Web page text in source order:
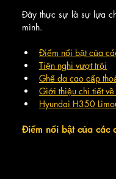
Đây thực sự là sự lựa
mình.
Điểm nổi bật của
Tiện nghi vượt trội
Ghế da cao cấp
Giới thiệu chi tiết
Hyundai H350
Điểm nổi bật của các